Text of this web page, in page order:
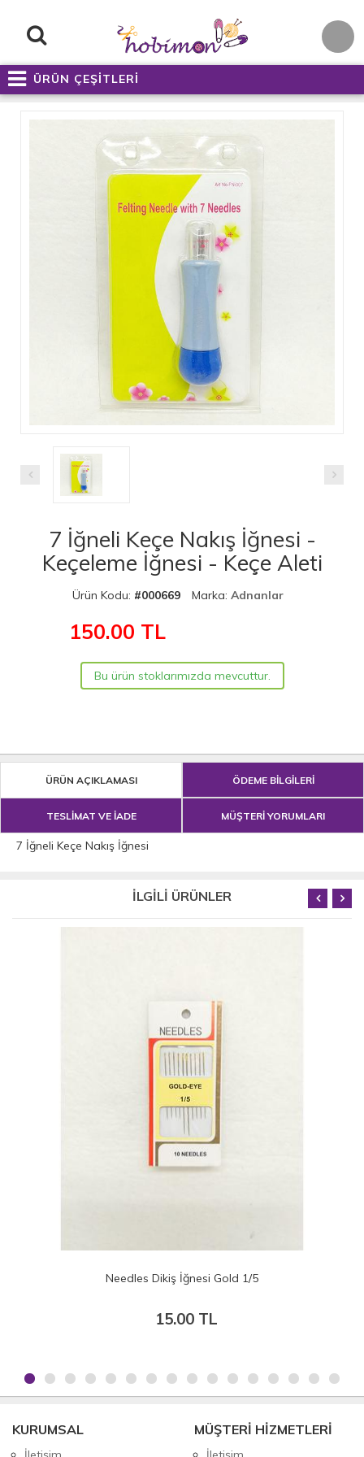
ÜRÜN ÇEŞİTLERİ
7 İğneli Keçe Nakış İğnesi -
Keçeleme İğnesi - Keçe Aleti
Ürün Kodu: #000669 Marka: Adnanlar
150.00 TL
Bu ürün stoklarımızda mevcuttur.
ÜRÜN AÇIKLAMASI ÖDEME BİLGİLERİ
TESLİMAT VE İADE MÜŞTERİ YORUMLARI
7 İğneli Keçe Nakış İğnesi
İLGİLİ ÜRÜNLER
Sultan Takı iğnesi - Çelik İğne 20gr.
30.00 TL
KURUMSAL MÜŞTERİ HİZMETLERİ